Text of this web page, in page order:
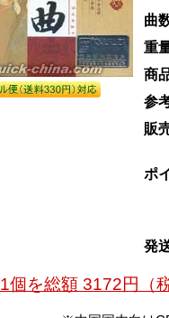
曲
重
商
参
販
ポ
発
1個を総額 3172円（